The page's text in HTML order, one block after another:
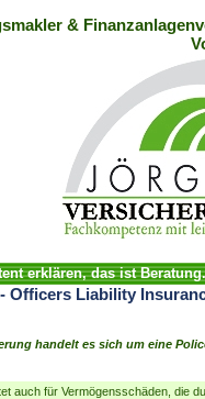
&
erklären, das ist
Officers Liability
handelt es sich um eine
auch für Vermögensschäden, die